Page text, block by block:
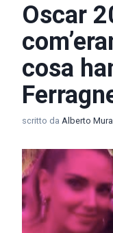
Oscar
cosa
scritto da Alberto